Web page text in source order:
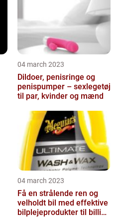
04 march 2023
Dildoer, penisringe og
penispumper – sexlegetøj
til par, kvinder og mænd
04 march 2023
Få en strålende ren og
velholdt bil med effektive
bilplejeprodukter til billige